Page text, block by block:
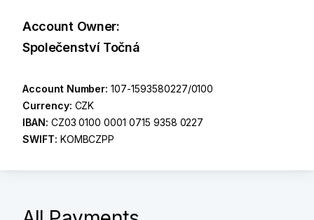
Account Owner:
Společenství Točná
Account Number:107-1593580227/0100
Currency: CZK
IBAN: CZ03 0100 0001 0715 9358 0227
SWIFT: KOMBCZPP